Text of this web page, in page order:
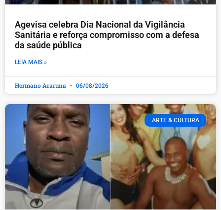
Agevisa celebra Dia Nacional da Vigilância
Sanitária e reforça compromisso com a defesa
da saúde pública
LEIA MAIS »
Hermano Araruna 06/08/2026
ARTE & CULTURA